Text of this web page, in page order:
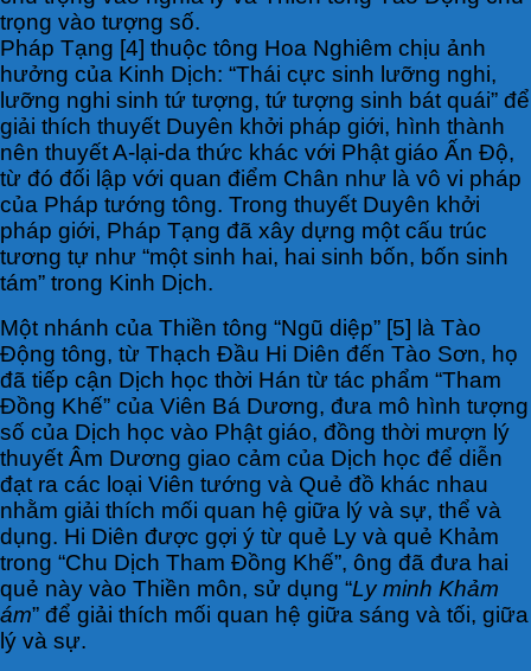
trọng vào tượng số.
Pháp Tạng [4] thuộc tông Hoa Nghiêm chịu ảnh
hưởng của Kinh Dịch: “Thái cực sinh lưỡng nghi,
lưỡng nghi sinh tứ tượng, tứ tượng sinh bát quái” để
giải thích thuyết Duyên khởi pháp giới, hình thành
nên thuyết A-lại-da thức khác với Phật giáo Ấn Độ,
từ đó đối lập với quan điểm Chân như là vô vi pháp
của Pháp tướng tông. Trong thuyết Duyên khởi
pháp giới, Pháp Tạng đã xây dựng một cấu trúc
tương tự như “một sinh hai, hai sinh bốn, bốn sinh
tám” trong Kinh Dịch.
Một nhánh của Thiền tông “Ngũ diệp” [5] là Tào
Động tông, từ Thạch Đầu Hi Diên đến Tào Sơn, họ
đã tiếp cận Dịch học thời Hán từ tác phẩm “Tham
Đồng Khế” của Viên Bá Dương, đưa mô hình tượng
số của Dịch học vào Phật giáo, đồng thời mượn lý
thuyết Âm Dương giao cảm của Dịch học để diễn
đạt ra các loại Viên tướng và Quẻ đồ khác nhau
nhằm giải thích mối quan hệ giữa lý và sự, thể và
dụng. Hi Diên được gợi ý từ quẻ Ly và quẻ Khảm
trong “Chu Dịch Tham Đồng Khế”, ông đã đưa hai
quẻ này vào Thiền môn, sử dụng “Ly minh Khảm
ám” để giải thích mối quan hệ giữa sáng và tối, giữa
lý và sự.